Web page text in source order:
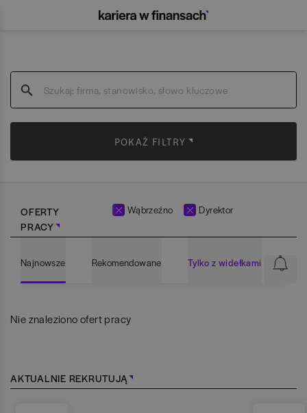
POKAŻ FILTRY
OFERTY
PRACY
Wąbrzeźno Dyrektor
Najnowsze Rekomendowane Tylko z widełkami
Nie znaleziono ofert pracy
AKTUALNIE REKRUTUJĄ